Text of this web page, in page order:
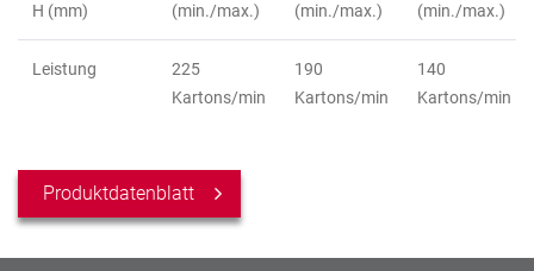
H (mm)
(min./max.)
(min./max.)
(min./max.)
Leistung
225
Kartons/min
190
Kartons/min
140
Kartons/min
Produktdatenblatt